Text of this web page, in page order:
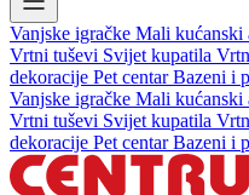
Vanjske igračke Mali kućanski
Vrtni tuševi Svijet kupatila
dekoracije Pet centarBazeni i
Vanjske igračke Mali kućanski
Vrtni tuševi Svijet kupatila
dekoracije Pet centarBazeni i